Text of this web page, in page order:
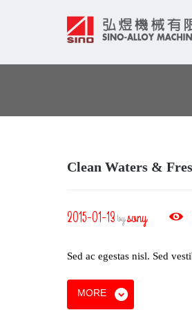
Clean Waters &
2015-01-13 bysony
Sed ac egestas nisl. Sed
MORE